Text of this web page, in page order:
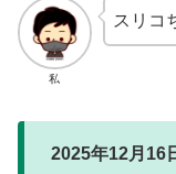
私
スリコ
2025年12月16